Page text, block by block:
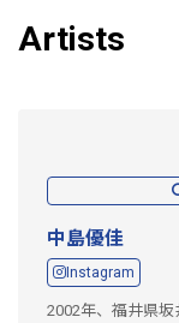
Artists
中島優佳
Instagram
2002年、福井県